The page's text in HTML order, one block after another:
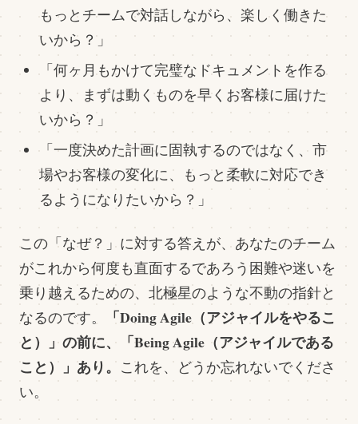
もっとチームで対話しながら、楽しく働きた
いから？」
「何ヶ月もかけて完璧なドキュメントを作る
より、まずは動くものを早くお客様に届けた
いから？」
「一度決めた計画に固執するのではなく、市
場やお客様の変化に、もっと柔軟に対応でき
るようになりたいから？」
この「なぜ？」に対する答えが、あなたのチーム
がこれから何度も直面するであろう困難や迷いを
乗り越えるための、北極星のような不動の指針と
なるのです。
「Doing Agile（アジャイルをやるこ
と）」の前に、「Being Agile（アジャイルである
こと）」あり。 これを、どうか忘れないでくださ
い。